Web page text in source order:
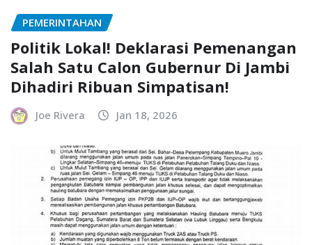
PEMERINTAHAN
Politik Lokal! Deklarasi Pemenangan
Salah Satu Calon Gubernur Di Jambi
Dihadiri Ribuan Simpatisan!
Joe Rivera Jan 18, 2026